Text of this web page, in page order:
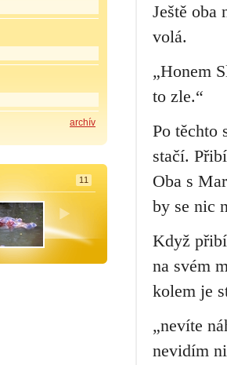
Ještě oba
volá.
„Honem
to zle.“
Po těchto
stačí.
Oba s
by se nic
Když
na svém
kolem je
„nevíte
nevidím
archív
11